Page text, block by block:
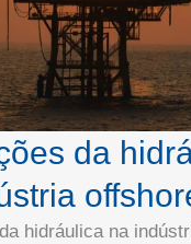
da
hidráulica na